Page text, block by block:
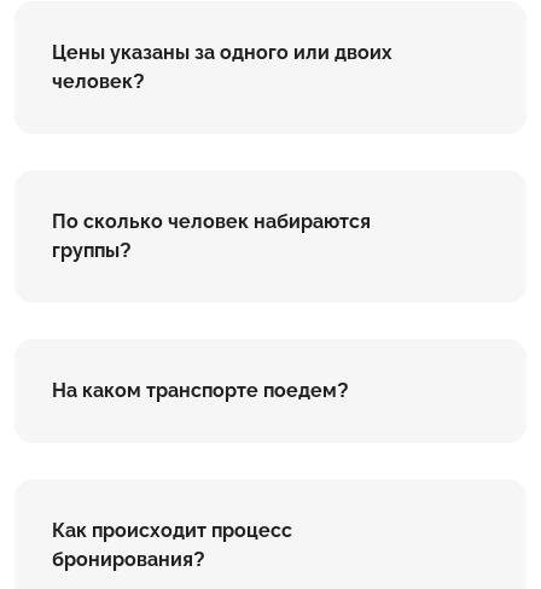
Цены указаны за одного или двоих
человек?
По сколько человек набираются
группы?
На каком транспорте поедем?
Как происходит процесс
бронирования?